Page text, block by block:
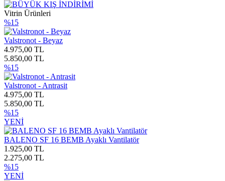
Vitrin Ürünleri
%15
Valstronot - Beyaz
4.975,00 TL
5.850,00 TL
%15
Valstronot - Antrasit
4.975,00 TL
5.850,00 TL
%15
YENİ
BALENO SF 16 BEMB Ayaklı Vantilatör
1.925,00 TL
2.275,00 TL
%15
YENİ